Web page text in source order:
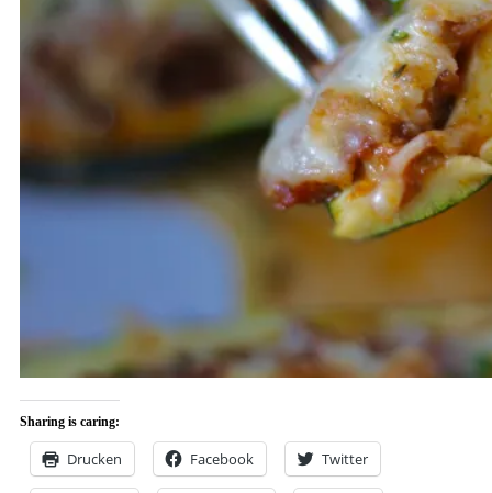
Sharing is caring:
Drucken Facebook Twitter